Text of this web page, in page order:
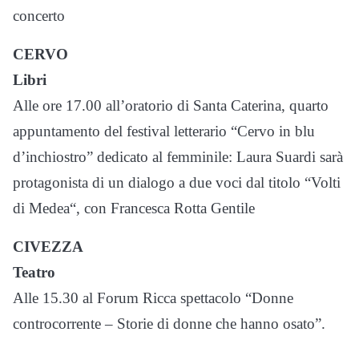
concerto
CERVO
Libri
Alle ore 17.00 all’oratorio di Santa Caterina, quarto
appuntamento del festival letterario “Cervo in blu
d’inchiostro” dedicato al femminile: Laura Suardi sarà
protagonista di un dialogo a due voci dal titolo “Volti
di Medea“, con Francesca Rotta Gentile
CIVEZZA
Teatro
Alle 15.30 al Forum Ricca spettacolo “Donne
controcorrente – Storie di donne che hanno osato”.